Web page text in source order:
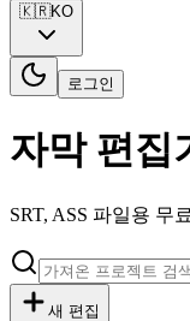
🇰🇷KO
로그인
자막 편집
SRT, ASS 파일용 무
새 편집